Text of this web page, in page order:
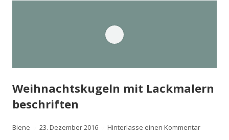
Weihnachtskugeln mit Lackmalern
beschriften
Autor
Biene
Veröffentlicht
23. Dezember 2016 Hinterlasse einen Kommentarzu